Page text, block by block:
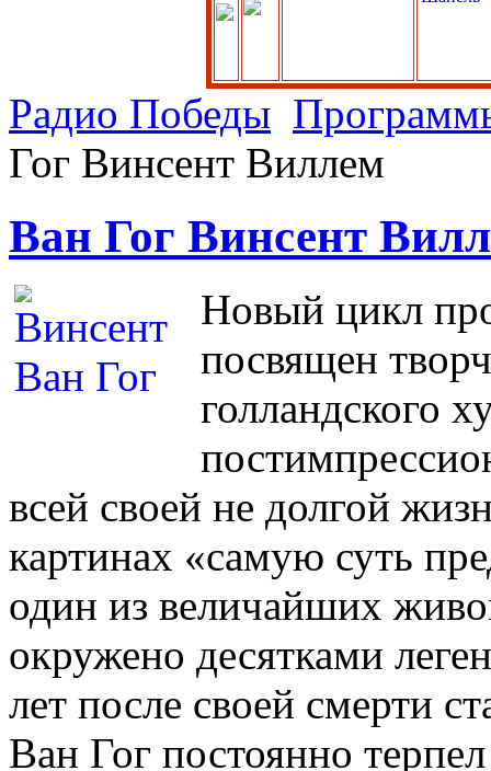
Радио Победы
Гог Винсент Виллем
Ван Гог Винсент
Новый цикл
посвящен
голландского
всей своей не долгой
картинах «самую суть
один из величайших
окружено десятками
лет после своей смерти
Ван Гог постоянно